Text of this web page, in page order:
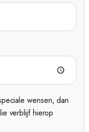
wensen, dan
verblijf hierop